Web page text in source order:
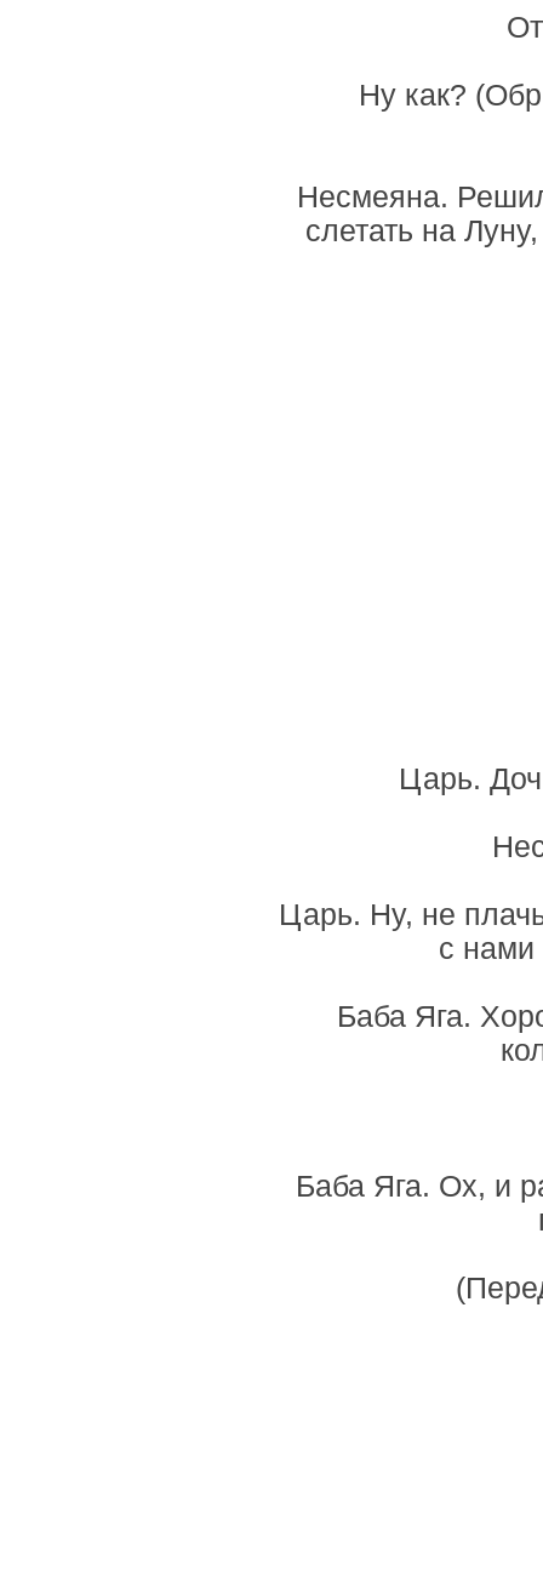
Ну как?
Несмеяна.
слетать на
Царь.
Царь. Ну, не
с нами
Баба Яга.
Баба Яга. Ох, и